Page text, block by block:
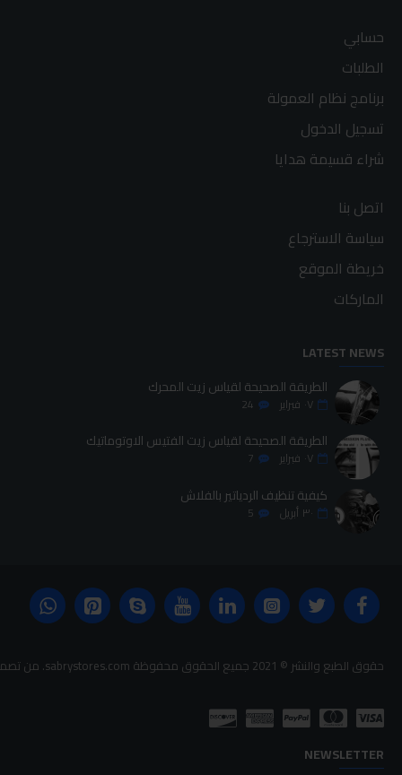
حسابي
الطلبات
برنامج نظام العمولة
تسجيل الدخول
شراء قسيمة هدايا
اتصل بنا
سياسة الاسترجاع
خريطة الموقع
الماركات
LATEST NEWS
الطريقة الصحيحة لقياس زيت المحرك
٠٧ فبراير 24
الطريقة الصحيحة لقياس زيت الفتيس الاوتوماتيك
٠٧ فبراير 7
كيفية تنظيف الردياتير بالفلاش
٣٠ أبريل 5
حقوق الطبع والنشر © 2021 جميع الحقوق محفوظة sabrystores.com. من تصميم-
NEWSLETTER